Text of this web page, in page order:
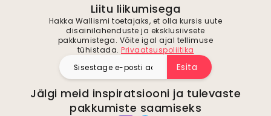
Liitu liikumisega
Hakka Wallismi toetajaks, et olla kursis uute
disainilahenduste ja eksklusiivsete
pakkumistega. Võite igal ajal tellimuse
tühistada. Privaatsuspoliitika
Esita
Jälgi meid inspiratsiooni ja tulevaste
pakkumiste saamiseks